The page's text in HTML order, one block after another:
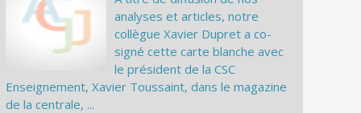
analyses et articles, notre
collègue Xavier Dupret a co-
signé cette carte blanche avec
le président de la CSC
Enseignement, Xavier Toussaint, dans le magazine
de la centrale, ...